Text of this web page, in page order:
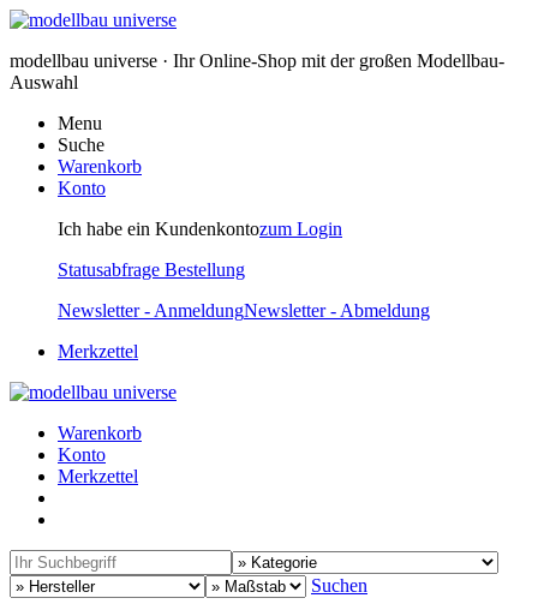
modellbau universe · Ihr Online-Shop mit der großen Modellbau-
Auswahl
Menu
Suche
Warenkorb
Konto
Ich habe ein Kundenkontozum Login
Statusabfrage Bestellung
Newsletter - AnmeldungNewsletter - Abmeldung
Merkzettel
Warenkorb
Konto
Merkzettel
Suchen